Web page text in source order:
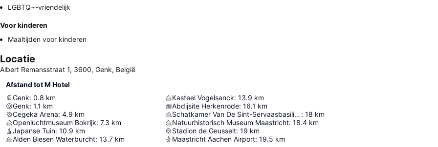
LGBTQ+-vriendelijk
Voor kinderen
Maaltijden voor kinderen
Locatie
Albert Remansstraat 1, 3600, Genk, België
Afstand tot M Hotel
Genk: 0.8 km
Genk: 1.1 km
Cegeka Arena: 4.9 km
Openluchtmuseum Bokrijk: 7.3 km
Japanse Tuin: 10.9 km
Alden Biesen Waterburcht: 13.7 km
Kasteel Vogelsanck: 13.9 km
Abdijsite Herkenrode: 16.1 km
Schatkamer Van De Sint-Servaasbasiliek : 18 km
Natuurhistorisch Museum Maastricht: 18.4 km
Stadion de Geusselt: 19 km
Maastricht Aachen Airport: 19.5 km